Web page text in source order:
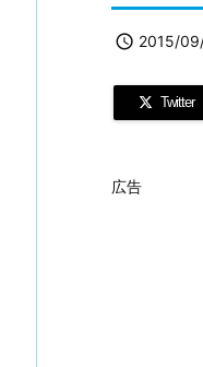
 2015/
Twitter
広告